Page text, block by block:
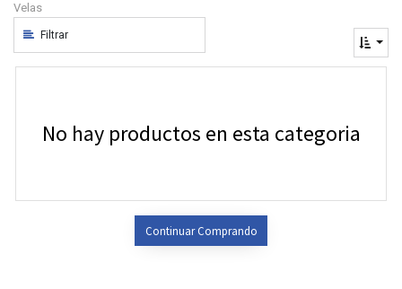
Velas
Filtrar
No hay productos en esta categoria
Continuar Comprando